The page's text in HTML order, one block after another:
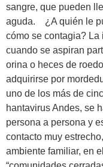
sangre, que pueden
aguda. ¿A quién le
cómo se contagia?
cuando se aspiran
orina o heces de
adquirirse por
uno de los más de
hantavirus Andes, se
persona a persona y
contacto muy
ambiente familiar, en